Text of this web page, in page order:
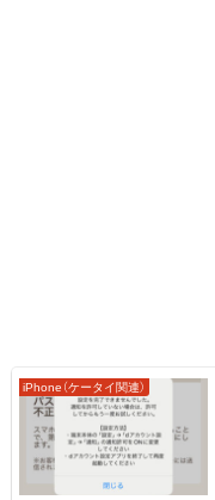
iPhone（ケータイ関連）